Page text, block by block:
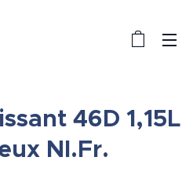
46D 1,15L
Nl.Fr.